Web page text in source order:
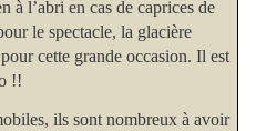
à l’abri en cas de caprices de
le spectacle, la glacière
cette grande occasion. Il est
!!
ils sont nombreux à avoir